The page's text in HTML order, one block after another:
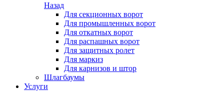
Назад
Для секционных ворот
Для промышленных ворот
Для откатных ворот
Для распашных ворот
Для защитных ролет
Для маркиз
Для карнизов и штор
Шлагбаумы
Услуги